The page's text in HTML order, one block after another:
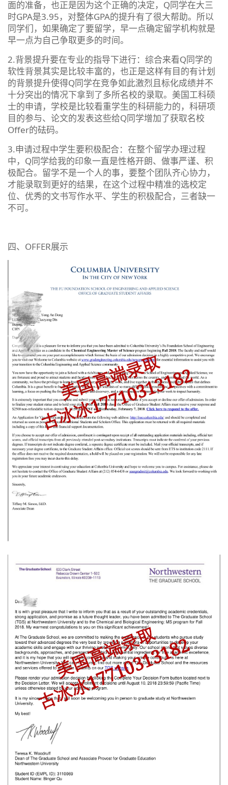
面的准备，也正是因为这个正确的决定，Q同学在大三
时GPA是3.95，对整体GPA的提升有了很大帮助。所以
同学们，如果确定了要留学，早一点确定留学机构就是
早一点为自己争取更多的时间。
2.背景提升要在专业的指导下进行：综合来看Q同学的
软性背景其实是比较丰富的，也正是这样有目的有计划
的背景提升使得Q同学在竞争如此激烈且标化成绩并不
十分突出的情况下拿到了多所名校的录取。美国工科硕
士的申请，学校是比较看重学生的科研能力的，科研项
目的参与、论文的发表这些给Q同学增加了获取名校
Offer的砝码。
3.申请过程中学生要积极配合：在整个留学办理过程
中，Q同学给我的印象一直是性格开朗、做事严谨、积
极配合。留学不是一个人的事，要整个团队齐心协力，
才能录取到更好的结果，在这个过程中精准的选校定
位、优秀的文书写作水平、学生的积极配合，三者缺一
不可。
四、OFFER展示